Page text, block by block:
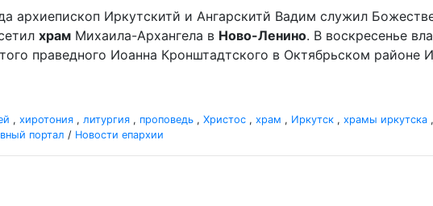
архиепископ Иркутскитй и Ангарскитй Вадим служил
храм Михаила-Архангела в Ново-Ленино. В воскресенье
праведного Иоанна Кронштадтского в Октябрьском районе
, хиротония , литургия , проповедь , Христос , храм , Иркутск , храмы иркутска ,
портал / Новости епархии